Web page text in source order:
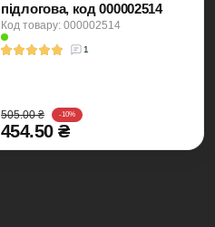
підлогова, код 000002514
Код товару: 000002514
1
505.00 ₴ -10%
454.50 ₴